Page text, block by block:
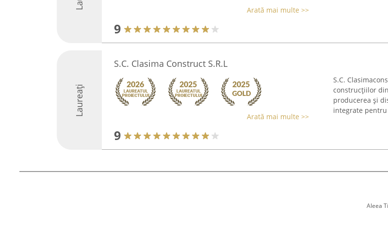
Arată mai multe >>
9
Laureați
S.C. Clasima Construct S.R.L
Arată mai multe >>
9
S.C.
construcțiilor
producerea și
integrate
Aleea